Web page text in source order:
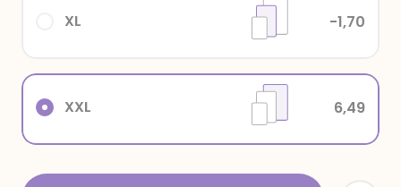
XXL 6,49
XL -1,70